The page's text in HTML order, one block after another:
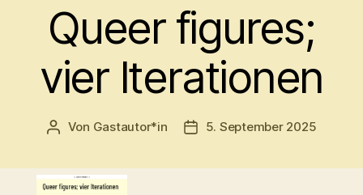
Queer figures;
vier Iterationen
Beitragsautor
Von Gastautor*in Beitragsdatum
5. September 2025